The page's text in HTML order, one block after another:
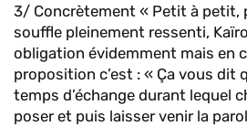
3/ Concrètement « Petit à petit,
souffle pleinement ressenti,
obligation évidemment mais en
proposition c’est : « Ça vous dit
temps d’échange durant lequel
poser et puis laisser venir la